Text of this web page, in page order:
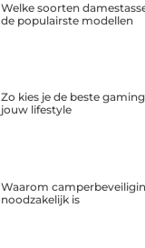
Welke soorten
de populairste modellen
Zo kies je de beste
jouw lifestyle
Waarom
noodzakelijk is